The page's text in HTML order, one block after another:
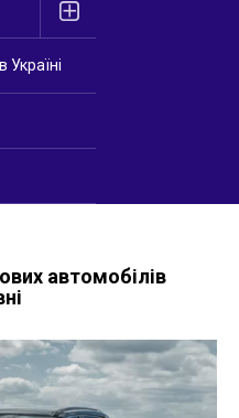
Україні
автомобілів